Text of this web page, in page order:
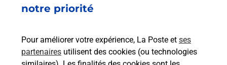
notre priorité
Pour améliorer votre expérience, La Poste et ses
partenaires utilisent des cookies (ou technologies
02700 TERGNIER
Malin !